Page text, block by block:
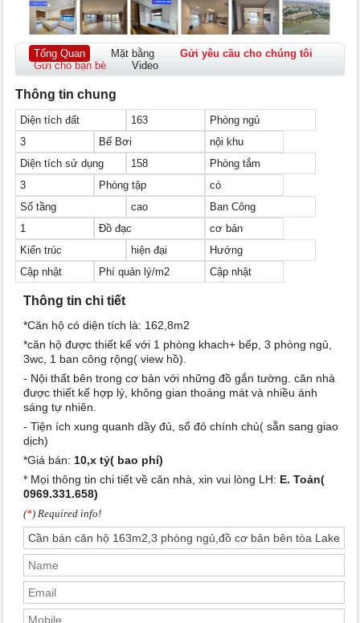
Tổng Quan Mặt bằng
Gửi yêu cầu cho chúng tôi
Gửi cho bạn bè
Video
Thông tin chung
Diện tích đất 163
Phòng ngủ
3
Bể Bơi
nội khu
Diện tích sử dụng
158
Phòng tắm
3
Phòng tập
có
Số tầng
cao
Ban Công
1
Đồ đạc
cơ bản
Kiến trúc
hiện đại
Hướng
Cập nhật
Phí quản lý/m2 Cập nhật
Thông tin chi tiết
*Căn hộ có diện tích là: 162,8m2
*căn hộ được thiết kế với 1 phòng khach+ bếp, 3 phòng ngủ,
3wc, 1 ban công rộng( view hồ).
- Nội thất bên trong cơ bản với những đồ gắn tường. căn nhà
được thiết kế hợp lý, không gian thoáng mát và nhiều ánh
sáng tự nhiên.
- Tiện ích xung quanh dầy đủ, sổ đỏ chính chủ( sẵn sang giao
dịch)
*Giá bán: 10,x tỷ( bao phí)
* Mọi thông tin chi tiết về căn nhà, xin vui lòng LH: E. Toản(
0969.331.658)
(*) Required info!